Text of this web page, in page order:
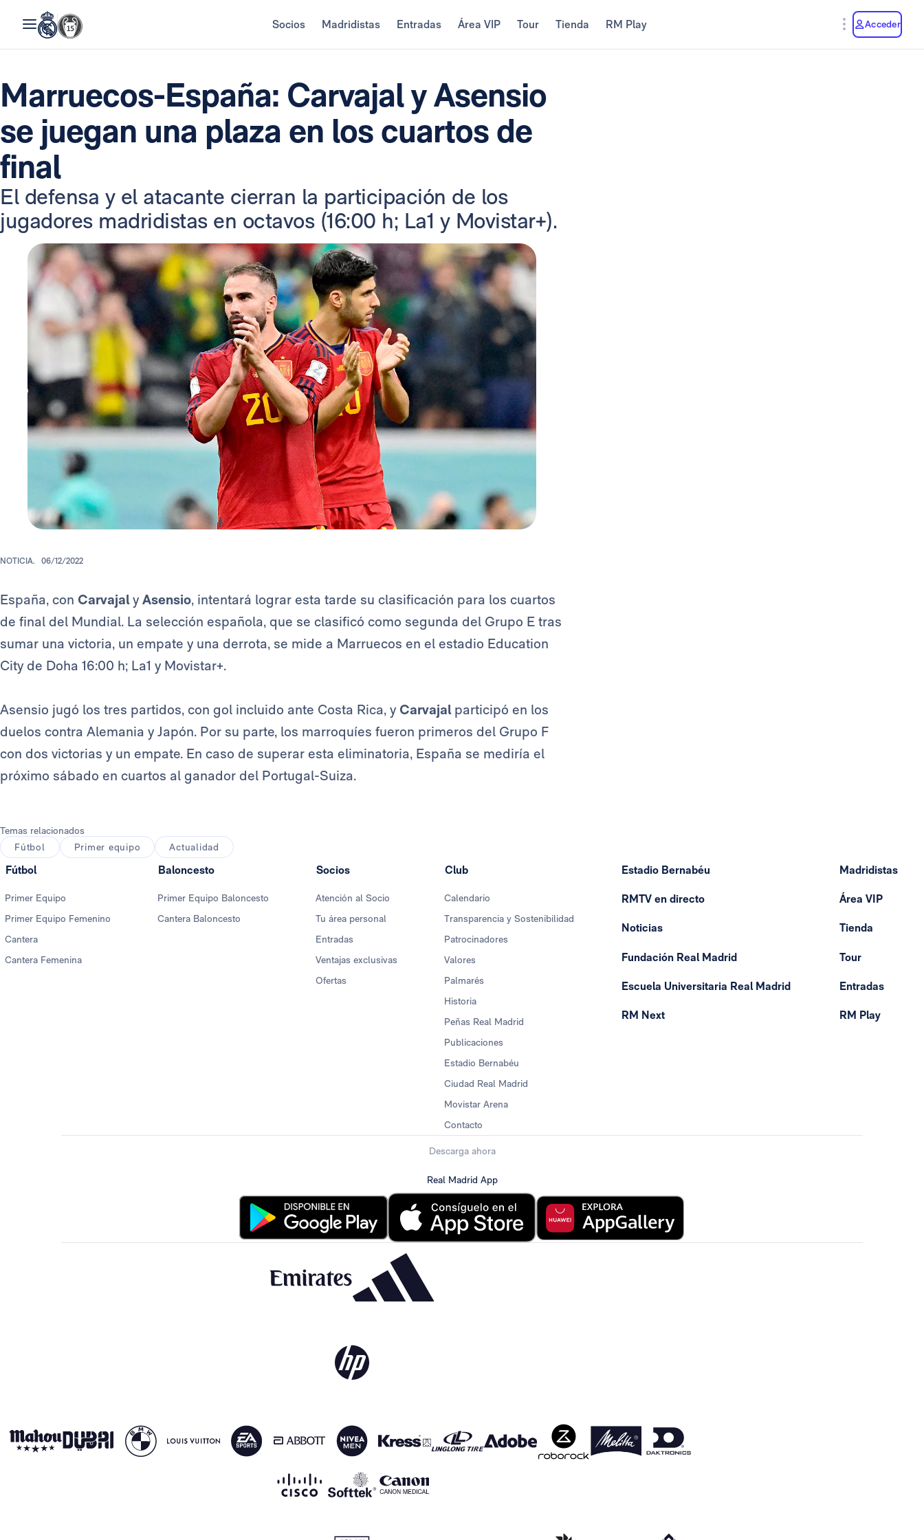
Socios Madridistas Entradas Área VIP Tour Tienda RM Play Acceder
Marruecos-España: Carvajal y Asensio
se juegan una plaza en los cuartos de
final
El defensa y el atacante cierran la participación de los
jugadores madridistas en octavos (16:00 h; La1 y Movistar+).
NOTICIA. 06/12/2022
España, con Carvajaly Asensio, intentará lograr esta tarde su clasificación para los cuartos
de final del Mundial. La selección española, que se clasificó como segunda del Grupo E tras
sumar una victoria, un empate y una derrota, se mide a Marruecos en el estadio Education
City de Doha 16:00 h; La1 y Movistar+.
Asensio jugó los tres partidos, con gol incluido ante Costa Rica, y Carvajal participó en los
duelos contra Alemania y Japón. Por su parte, los marroquíes fueron primeros del Grupo F
con dos victorias y un empate. En caso de superar esta eliminatoria, España se mediría el
próximo sábado en cuartos al ganador del Portugal-Suiza.
Temas relacionados
Fútbol
Primer equipo Actualidad
Fútbol
Primer Equipo
Primer Equipo Femenino
Cantera
Cantera Femenina
Baloncesto
Primer Equipo Baloncesto
Cantera Baloncesto
Socios
Atención al Socio
Tu área personal
Entradas
Ventajas exclusivas
Ofertas
Club
Calendario
Transparencia y Sostenibilidad
Patrocinadores
Valores
Palmarés
Historia
Peñas Real Madrid
Publicaciones
Estadio Bernabéu
Ciudad Real Madrid
Movistar Arena
Contacto
Estadio Bernabéu
RMTV en directo
Noticias
Fundación Real Madrid
Escuela Universitaria Real Madrid
RM Next
Madridistas
Área VIP
Tienda
Tour
Entradas
RM Play
Descarga ahora
Real Madrid App